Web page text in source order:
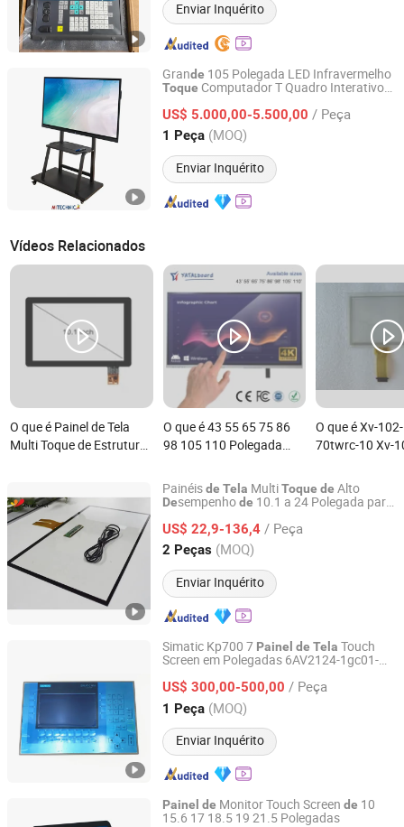
Enviar Inquérito
Grande 105 Polegada LED Infravermelho
Toque Computador T Quadro Interativo
Tela Quadro Branco ExibiçãoPainel
Miboard Kiosk
US$ 5.000,00-5.500,00 / Peça
1 Peça (MOQ)
Enviar Inquérito
Mitechnic Co., Ltd
Hongkong, Hongkong_China
Vídeos Relacionados
O que é Painel de Tela
Multi Toque de Estrutura
O que é 43 55 65 75 86
98 105 110 Polegada
Ifp Iwb Quadro Branco
Interativo Tela Sensível
Interativo para Educação
Conferência
O que é Xv-
70twrc-10 Xv-
Compatível
Painel Touch
Painéisde Tela MultiToque de Alto
Desempenhode 10.1 a 24 Polegada para
US$ 22,9-136,4 / Peça
2 Peças (MOQ)
Enviar Inquérito
Hangzhou Hongxiao Technology Co., Ltd.
Zhejiang, China Desde 2026
Simatic Kp700 7 Painel de Tela Touch
Screen em Polegadas 6AV2124-1gc01-
US$ 300,00-500,00 / Peça
1 Peça (MOQ)
Enviar Inquérito
Sichuan Hesheng Xing Trading Co., Ltd.
Sichuan, China Desde 2023
Painel de Monitor Touch Screen de 10
15.6 17 18.5 19 21.5 Polegadas